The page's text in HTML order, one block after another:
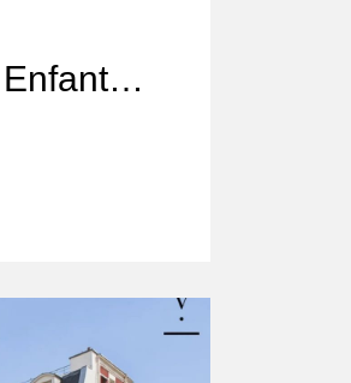
Paris IIIe - Quartier des Enfants Rouges - 3P - Etage élevé avec